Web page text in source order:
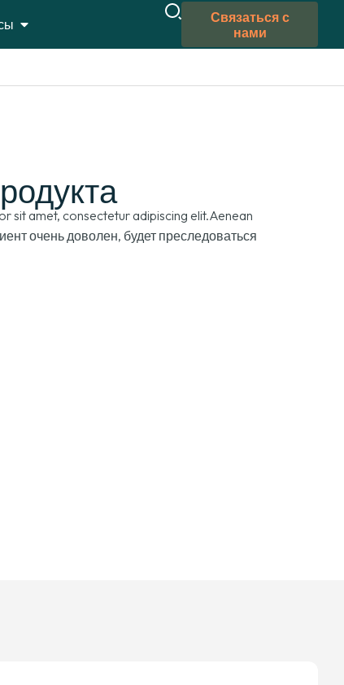
Связаться с
нами
sit amet, consectetur adipiscing elit.Aenean
очень доволен, будет преследоваться